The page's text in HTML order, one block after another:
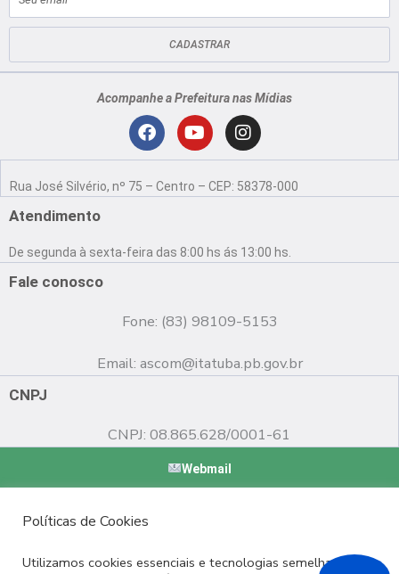
mail
CADASTRAR
Acompanhe a Prefeitura nas Mídias
F
c
o
o
Y
u
b
e
I
n
s
g
r
Rua José Silvério, nº 75 – Centro – CEP: 58378-000
Atendimento
De segunda à sexta-feira das 8:00 hs ás 13:00 hs.
Fale conosco
Fone: (83) 98109-5153
Email: ascom@itatuba.pb.gov.br
CNPJ
CNPJ: 08.865.628/0001-61
Webmail
Políticas de Cookies
Utilizamos cookies essenciais e tecnologias semelhantes de